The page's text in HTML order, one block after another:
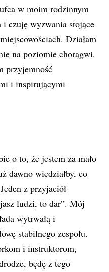
w moim rodzinnym
i czuję wyzwania stojące
Działam
na poziomie chorągwi.
przyjemność
i inspirującymi
o to, że jestem za mało
dawno wiedziałby, co
z przyjaciół
ludzi, to dar”. Mój
wytrwałą i
stabilnego zespołu.
i instruktorom,
będę z tego